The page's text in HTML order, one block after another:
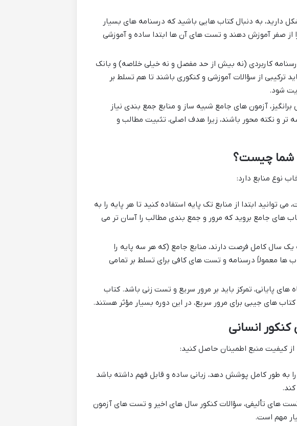
دارید، به دنبال کتاب هایی باشید که درسنامه های بسیار
از صفر آموزش دهند و تست های آن ها ابتدا ساده و آموزشی
کاربردی (نه بیش از حد مفصل و نه خیلی خلاصه) و بانک
ترکیبی از سؤالات آموزشی و کنکوری باشند تا هم تسلط بر
شود.
آزمون های جامع شبیه ساز و منابع جمع بندی نیاز
تر و نکته محور باشند، زیرا هدف اصلی، تثبیت مطالب و
شما چیست؟
نوع منابع دارد:
می توانید ابتدا از منابع تک پایه استفاده کنید تا هر پایه را به
های جامع بروید که مرور و جمع بندی مطالب را آسان تر می
یک سال کامل فرصت دارند، منابع جامع (که هر سه پایه را
معمولاً درسنامه و تست های کافی برای تسلط بر تمامی
های پایانی، تمرکز باید بر مرور سریع و تست زنی باشد. کتاب
های جیبی برای مرور سریع، در این دوره بسیار مؤثر هستند.
انسانی
از کیفیت منبع اطمینان حاصل کنید:
به طور کامل پوشش دهد، زبانی ساده و قابل فهم داشته باشد
های تألیفی، سؤالات کنکور سال های اخیر و تست های آزمون
مهم است.